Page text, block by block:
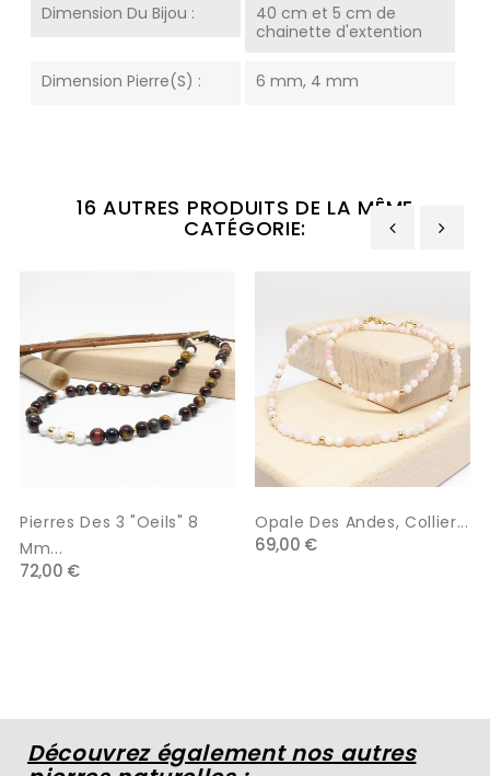
Dimension Du Bijou :
40 cm et 5 cm de
chainette d'extention
Dimension Pierre(s) : 6 mm, 4 mm
16 AUTRES PRODUITS DE LA MÊME
CATÉGORIE:
Pierres Des 3 "oeils" 8
Mm...
72,00 €
Opale Des Andes, Collier...
69,00 €
Découvrez également nos autres